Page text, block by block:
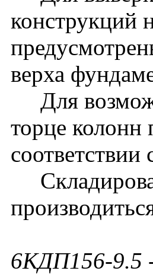
конструкций
верха
Для
торце колонн
соответствии
6КДП156-9.5